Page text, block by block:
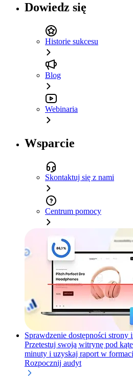
Dowiedz się
Historie sukcesu
Blog
Webinaria
Wsparcie
Skontaktuj się z nami
Centrum pomocy
Sprawdzenie dostępności strony
Przetestuj swoją witrynę pod
minuty i uzyskaj raport w
Rozpocznij audyt